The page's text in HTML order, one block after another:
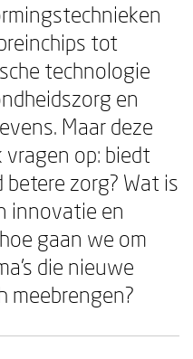
tot
technologie
en
Maar deze
op: biedt
zorg? Wat is
innovatie en
gaan we om
die nieuwe
meebrengen?